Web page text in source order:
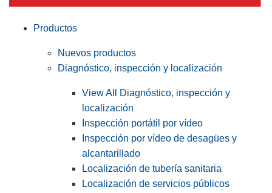
Productos
Nuevos productos
Diagnóstico, inspección y localización
View All Diagnóstico, inspección y
localización
Inspección portátil por vídeo
Inspección por vídeo de desagües y
alcantarillado
Localización de tubería sanitaria
Localización de servicios públicos